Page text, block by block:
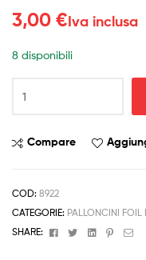
3,00 €Iva inclusa
8 disponibili
Mini
Tartarughe
Tondo
quantità
Compare
COD: 8922
CATEGORIE: PALLONCINI FOIL
SHARE:
FacebookTwitterLinkedin